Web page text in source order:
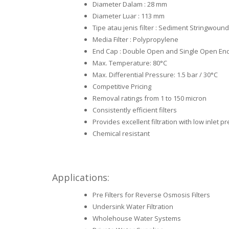
Diameter Dalam : 28 mm
Diameter Luar : 113 mm
Tipe atau jenis filter : Sediment Stringwound
Media Filter : Polypropylene
End Cap : Double Open and Single Open
Max. Temperature: 80°C
Max. Differential Pressure: 1.5 bar / 30°C
Competitive Pricing
Removal ratings from 1 to 150 micron
Consistently efficient filters
Provides excellent filtration with low inlet
Chemical resistant
Applications:
Pre Filters for Reverse Osmosis Filters
Undersink Water Filtration
Wholehouse Water Systems